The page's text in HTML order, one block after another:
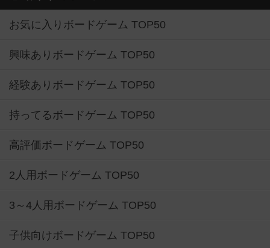
お気に入りボードゲーム TOP50
興味ありボードゲーム TOP50
経験ありボードゲーム TOP50
持ってるボードゲーム TOP50
高評価ボードゲーム TOP50
2人用ボードゲーム TOP50
3～4人用ボードゲーム TOP50
子供向けボードゲーム TOP50